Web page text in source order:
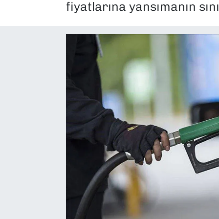
fiyatlarına yansımanın
YEREL YÖNETİMLER